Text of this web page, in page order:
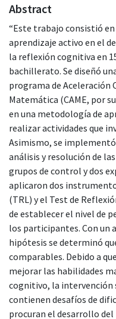
Abstract
“Este trabajo consistió
aprendizaje activo en el
la reflexión cognitiva en
bachillerato. Se diseñó
programa de Aceleración
Matemática (CAME, por
en una metodología de
realizar actividades que
Asimismo, se
análisis y resolución de
grupos de control y dos
aplicaron dos
(TRL) y el Test de
de establecer el nivel de
los participantes. Con un
hipótesis se determinó
comparables. Debido a
mejorar las habilidades
cognitivo, la intervención
contienen desafíos de
procuran el desarrollo